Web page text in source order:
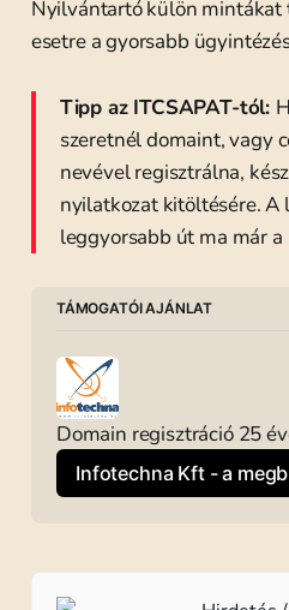
Nyilvántartó külön mintákat
esetre a gyorsabb
Tipp az ITCSAPAT-tól:
szeretnél domaint, vagy
nevével regisztrálna,
nyilatkozat kitöltésére. A
leggyorsabb út ma már
TÁMOGATÓI AJÁNLAT
Domain regisztráció 25
Infotechna Kft - a